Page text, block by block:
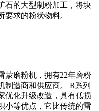
石的大型制粉加工，将块
要求的粉状物料。
蒙磨粉机，拥有22年磨粉
制造商和供应商。 R系列
优化升级改造，具有低损
小等优点，它比传统的雷